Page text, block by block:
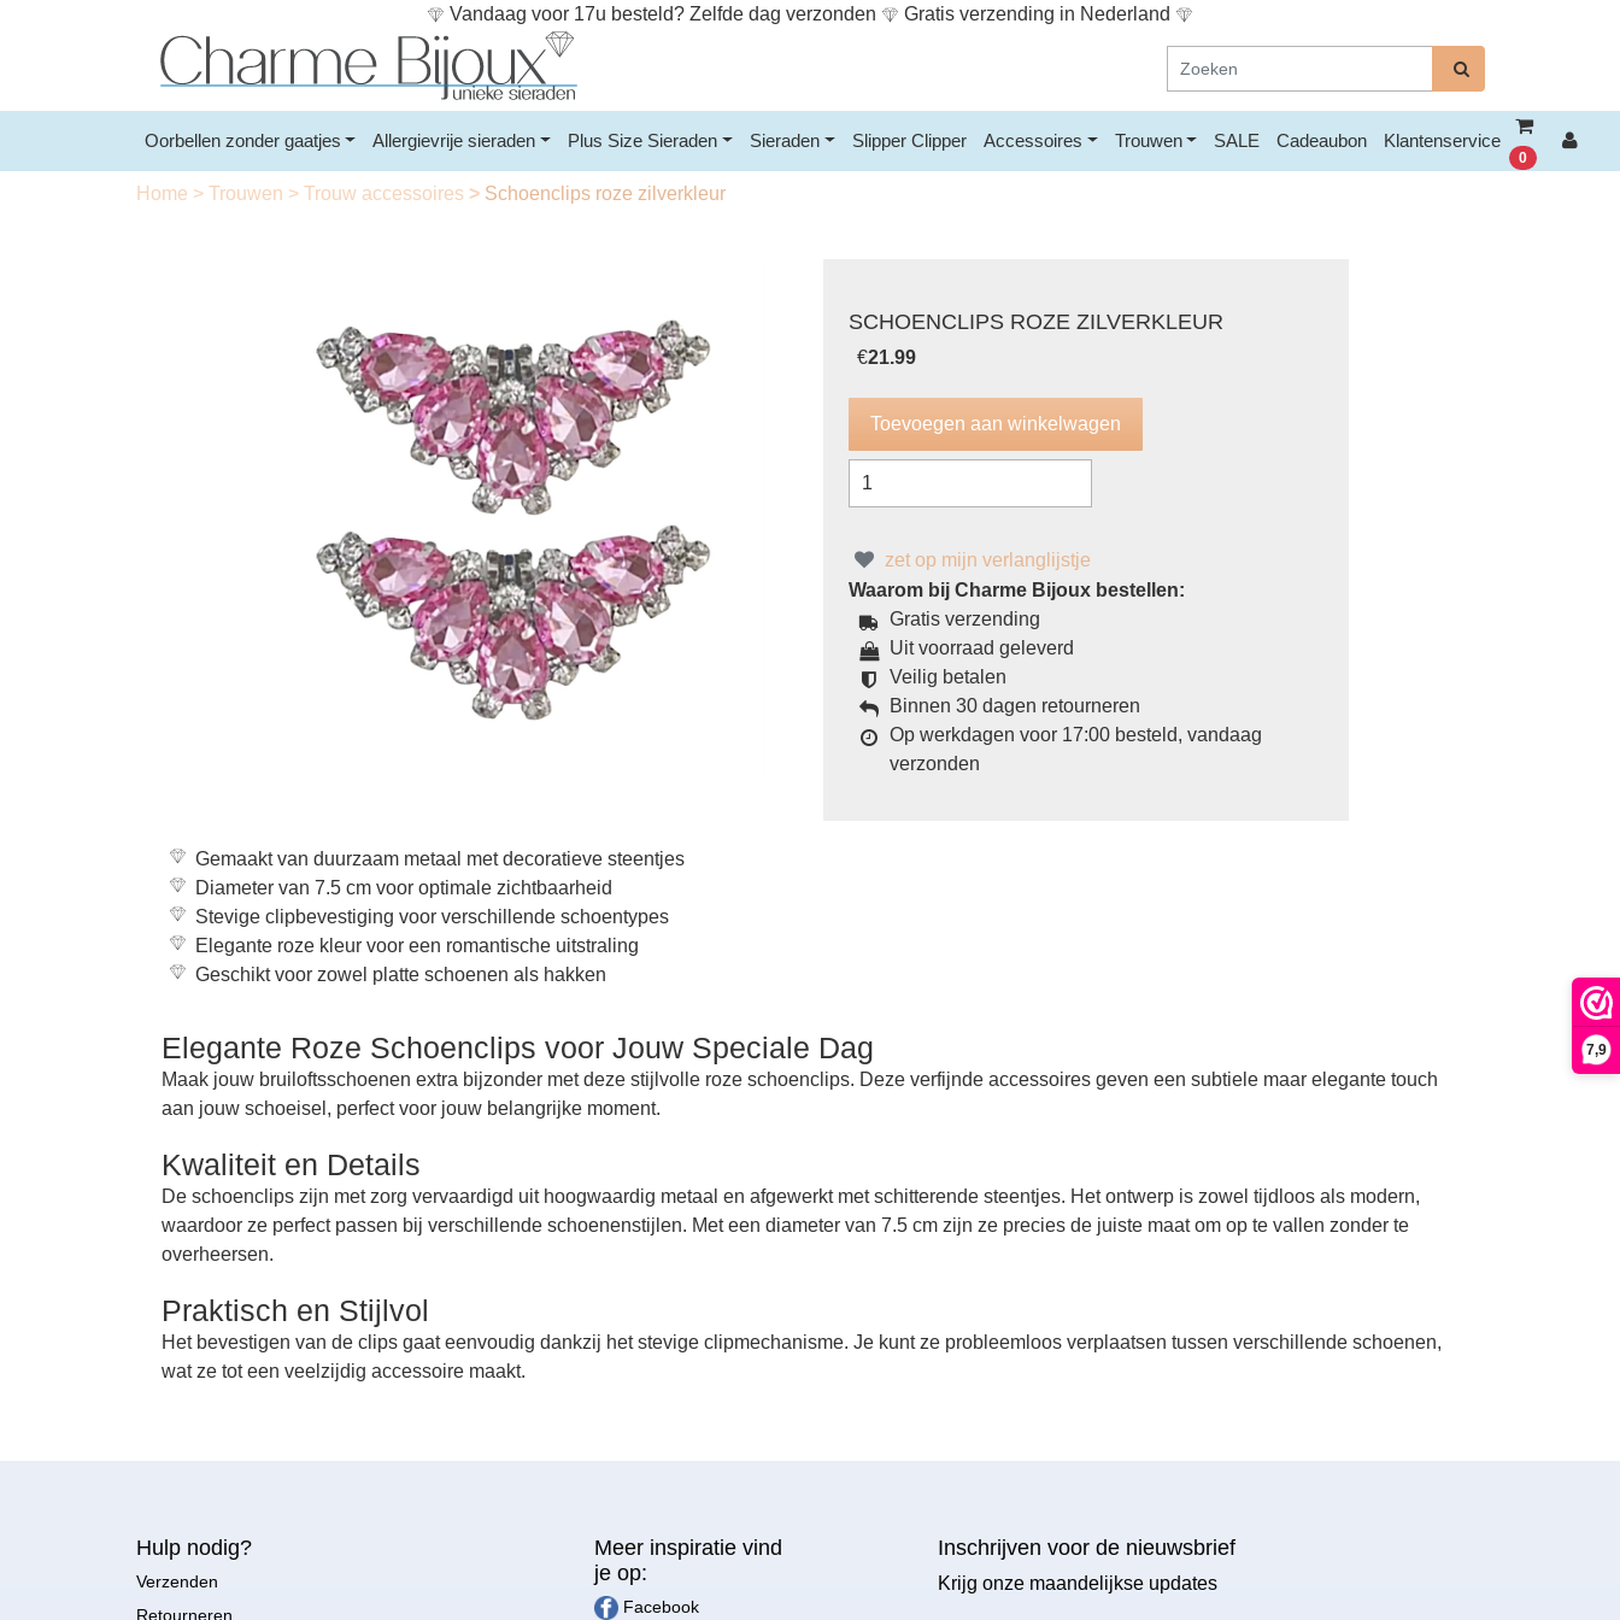
7,9
Vandaag voor 17u besteld? Zelfde dag verzonden Gratis verzending in Nederland
Oorbellen zonder gaatjes Allergievrije sieraden Plus Size Sieraden Sieraden Slipper Clipper Accessoires Trouwen SALE Cadeaubon Klantenservice
0
Home > Trouwen > Trouw accessoires > Schoenclips roze zilverkleur
SCHOENCLIPS ROZE ZILVERKLEUR
€21.99
zet op mijn verlanglijstje
Waarom bij Charme Bijoux bestellen:
Gratis verzending
Uit voorraad geleverd
Veilig betalen
Binnen 30 dagen retourneren
Op werkdagen voor 17:00 besteld, vandaag
verzonden
Gemaakt van duurzaam metaal met decoratieve steentjes
Diameter van 7.5 cm voor optimale zichtbaarheid
Stevige clipbevestiging voor verschillende schoentypes
Elegante roze kleur voor een romantische uitstraling
Geschikt voor zowel platte schoenen als hakken
Elegante Roze Schoenclips voor Jouw Speciale Dag
Maak jouw bruiloftsschoenen extra bijzonder met deze stijlvolle roze schoenclips. Deze verfijnde accessoires geven een subtiele maar elegante touch
aan jouw schoeisel, perfect voor jouw belangrijke moment.
Kwaliteit en Details
De schoenclips zijn met zorg vervaardigd uit hoogwaardig metaal en afgewerkt met schitterende steentjes. Het ontwerp is zowel tijdloos als modern,
waardoor ze perfect passen bij verschillende schoenenstijlen. Met een diameter van 7.5 cm zijn ze precies de juiste maat om op te vallen zonder te
overheersen.
Praktisch en Stijlvol
Het bevestigen van de clips gaat eenvoudig dankzij het stevige clipmechanisme. Je kunt ze probleemloos verplaatsen tussen verschillende schoenen,
wat ze tot een veelzijdig accessoire maakt.
Hulp nodig?
Verzenden
Retourneren
Meer inspiratie vind
je op:
Facebook
Inschrijven voor de nieuwsbrief
Krijg onze maandelijkse updates